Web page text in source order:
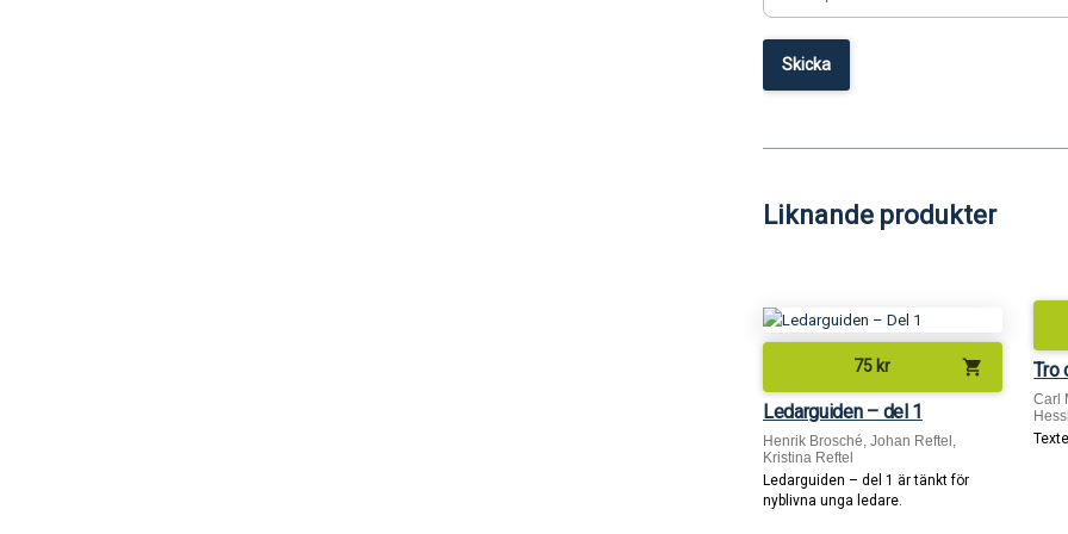
Liknande produkter
75 kr shopping_cart
Ledarguiden – del 1
Henrik Brosché, Johan Reftel,
Kristina Reftel
Ledarguiden – del 1 är tänkt för
nyblivna unga ledare.
Tro
Carl